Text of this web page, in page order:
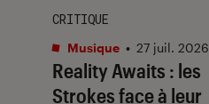
Reality Awaits : les
Strokes face à leur
CRITIQUE
Musique • 27 juil. 2026